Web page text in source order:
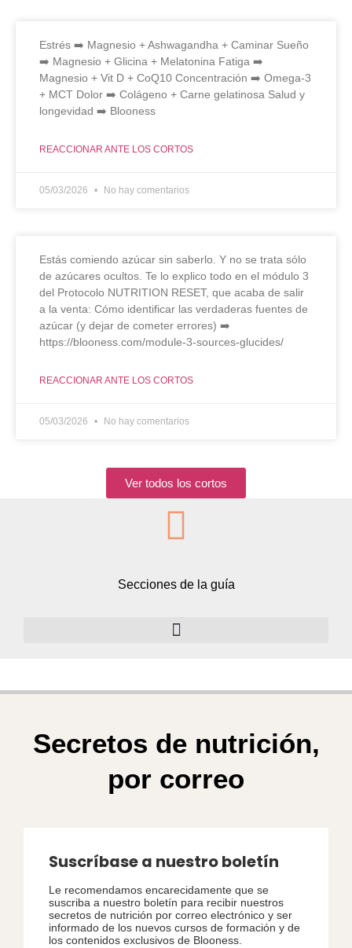
Estrés ➡️ Magnesio + Ashwagandha + Caminar Sueño
➡️ Magnesio + Glicina + Melatonina Fatiga ➡️
Magnesio + Vit D + CoQ10 Concentración ➡️ Omega-3
+ MCT Dolor ➡️ Colágeno + Carne gelatinosa Salud y
longevidad ➡️ Blooness
REACCIONAR ANTE LOS CORTOS
05/03/2026 No hay comentarios
Estás comiendo azúcar sin saberlo. Y no se trata sólo
de azúcares ocultos. Te lo explico todo en el módulo 3
del Protocolo NUTRITION RESET, que acaba de salir
a la venta: Cómo identificar las verdaderas fuentes de
azúcar (y dejar de cometer errores) ➡️
https://blooness.com/module-3-sources-glucides/
REACCIONAR ANTE LOS CORTOS
05/03/2026 No hay comentarios
Ver todos los cortos
Secciones de la guía
Secretos de nutrición,
por correo
Suscríbase a nuestro boletín
Le recomendamos encarecidamente que se
suscriba a nuestro boletín para recibir nuestros
secretos de nutrición por correo electrónico y ser
informado de los nuevos cursos de formación y de
los contenidos exclusivos de Blooness.